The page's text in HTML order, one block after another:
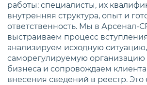
работы: специалисты, их
внутренняя структура, опыт и
ответственность. Мы в Арсенал-
выстраиваем процесс
анализируем исходную
саморегулируемую организацию
бизнеса и сопровождаем
внесения сведений в реестр. Это